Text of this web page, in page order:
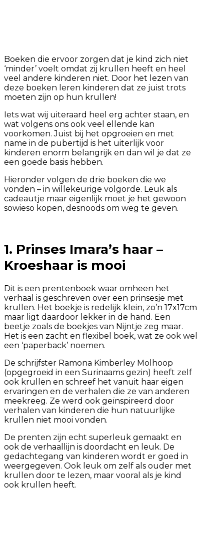
Boeken die ervoor zorgen dat je kind zich niet
‘minder’ voelt omdat zij krullen heeft en heel
veel andere kinderen niet. Door het lezen van
deze boeken leren kinderen dat ze juist trots
moeten zijn op hun krullen!
Iets wat wij uiteraard heel erg achter staan, en
wat volgens ons ook veel ellende kan
voorkomen. Juist bij het opgroeien en met
name in de pubertijd is het uiterlijk voor
kinderen enorm belangrijk en dan wil je dat ze
een goede basis hebben.
Hieronder volgen de drie boeken die we
vonden – in willekeurige volgorde. Leuk als
cadeautje maar eigenlijk moet je het gewoon
sowieso kopen, desnoods om weg te geven.
1. Prinses Imara’s haar –
Kroeshaar is mooi
Dit is een prentenboek waar omheen het
verhaal is geschreven over een prinsesje met
krullen. Het boekje is redelijk klein, zo’n 17x17cm
maar ligt daardoor lekker in de hand. Een
beetje zoals de boekjes van Nijntje zeg maar.
Het is een zacht en flexibel boek, wat ze ook wel
een ‘paperback’ noemen.
De schrijfster Ramona Kimberley Molhoop
(opgegroeid in een Surinaams gezin) heeft zelf
ook krullen en schreef het vanuit haar eigen
ervaringen en de verhalen die ze van anderen
meekreeg. Ze werd ook geïnspireerd door
verhalen van kinderen die hun natuurlijke
krullen niet mooi vonden.
De prenten zijn echt superleuk gemaakt en
ook de verhaallijn is doordacht en leuk. De
gedachtegang van kinderen wordt er goed in
weergegeven. Ook leuk om zelf als ouder met
krullen door te lezen, maar vooral als je kind
ook krullen heeft.